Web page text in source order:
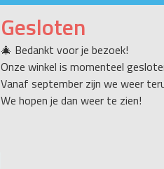
Gesloten
🎄 Bedankt voor je bezoek!
Onze winkel is momenteel
Vanaf september zijn we weer
We hopen je dan weer te zien!